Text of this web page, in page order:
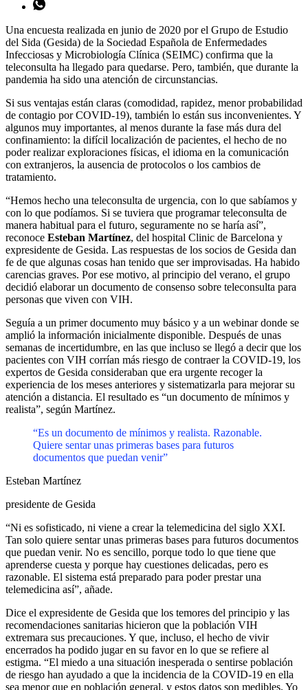
Una encuesta realizada en junio de 2020 por el Grupo de Estudio
del Sida (Gesida) de la Sociedad Española de Enfermedades
Infecciosas y Microbiología Clínica (SEIMC) confirma que la
teleconsulta ha llegado para quedarse. Pero, también, que durante la
pandemia ha sido una atención de circunstancias.
Si sus ventajas están claras (comodidad, rapidez, menor probabilidad
de contagio por COVID-19), también lo están sus inconvenientes. Y
algunos muy importantes, al menos durante la fase más dura del
confinamiento: la difícil localización de pacientes, el hecho de no
poder realizar exploraciones físicas, el idioma en la comunicación
con extranjeros, la ausencia de protocolos o los cambios de
tratamiento.
“Hemos hecho una teleconsulta de urgencia, con lo que sabíamos y
con lo que podíamos. Si se tuviera que programar teleconsulta de
manera habitual para el futuro, seguramente no se haría así”,
reconoce Esteban Martínez, del hospital Clinic de Barcelona y
expresidente de Gesida. Las respuestas de los socios de Gesida dan
fe de que algunas cosas han tenido que ser improvisadas. Ha habido
carencias graves. Por ese motivo, al principio del verano, el grupo
decidió elaborar un documento de consenso sobre teleconsulta para
personas que viven con VIH.
Seguía a un primer documento muy básico y a un webinar donde se
amplió la información inicialmente disponible. Después de unas
semanas de incertidumbre, en las que incluso se llegó a decir que los
pacientes con VIH corrían más riesgo de contraer la COVID-19, los
expertos de Gesida consideraban que era urgente recoger la
experiencia de los meses anteriores y sistematizarla para mejorar su
atención a distancia. El resultado es “un documento de mínimos y
realista”, según Martínez.
“Es un documento de mínimos y realista. Razonable.
Quiere sentar unas primeras bases para futuros
documentos que puedan venir”
Esteban Martínez
presidente de Gesida
“Ni es sofisticado, ni viene a crear la telemedicina del siglo XXI.
Tan solo quiere sentar unas primeras bases para futuros documentos
que puedan venir. No es sencillo, porque todo lo que tiene que
aprenderse cuesta y porque hay cuestiones delicadas, pero es
razonable. El sistema está preparado para poder prestar una
telemedicina así”, añade.
Dice el expresidente de Gesida que los temores del principio y las
recomendaciones sanitarias hicieron que la población VIH
extremara sus precauciones. Y que, incluso, el hecho de vivir
encerrados ha podido jugar en su favor en lo que se refiere al
estigma. “El miedo a una situación inesperada o sentirse población
de riesgo han ayudado a que la incidencia de la COVID-19 en ella
sea menor que en población general, y estos datos son medibles. Yo